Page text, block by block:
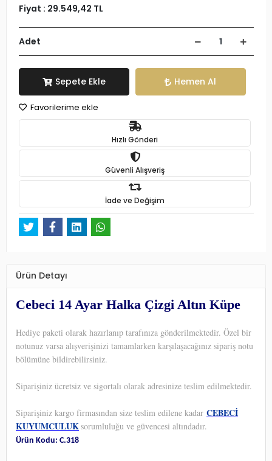
Fiyat : 29.549,42 TL
Adet
Sepete Ekle Hemen Al
Favorilerime ekle
Hızlı Gönderi
Güvenli Alışveriş
İade ve Değişim
Ürün Detayı
Cebeci 14 Ayar Halka Çizgi Altın Küpe
Hediye paketi olarak hazırlanıp tarafınıza gönderilmektedir. Özel bir
notunuz varsa alışverişinizi tamamlarken karşılaşacağınız sipariş notu
bölümüne bildirebilirsiniz.
Siparişiniz ücretsiz ve sigortalı olarak adresinize teslim edilmektedir.
Siparişiniz kargo firmasından size teslim edilene kadar CEBECİ
KUYUMCULUKsorumluluğu ve güvencesi altındadır.
Ürün Kodu: C.318